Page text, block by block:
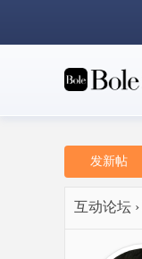
发新帖
互动论坛 ›